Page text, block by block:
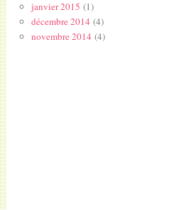
janvier 2015 (1)
décembre 2014(4)
novembre 2014(4)